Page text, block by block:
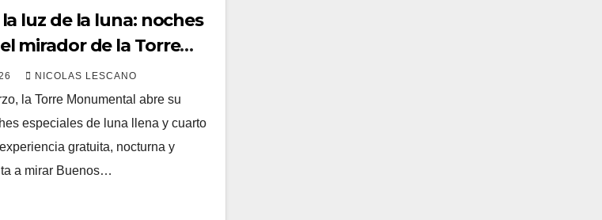
la luz de la luna: noches
mirador de la Torre
NICOLAS LESCANO
la Torre Monumental abre su
especiales de luna llena y cuarto
gratuita, nocturna y
a mirar Buenos…